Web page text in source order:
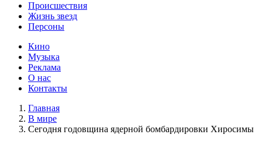
Происшествия
Жизнь звезд
Персоны
Кино
Музыка
Реклама
О нас
Контакты
Главная
В мире
Сегодня годовщина ядерной бомбардировки Хиросимы